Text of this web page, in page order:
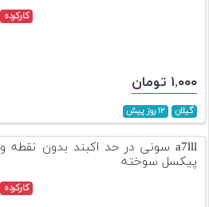
کارکرده
۱,۰۰۰ تومان
گیلان ۱۲ روز پیش
a7lll سونی در حد اکبند بدون نقطه و
پیکسل سوخته
کارکرده